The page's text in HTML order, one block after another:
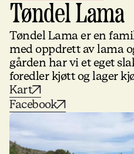
Tøndel Lama
Tøndel Lama er en
med oppdrett av lama
gården har vi et eget
foredler kjøtt og lager
Kart
Facebook